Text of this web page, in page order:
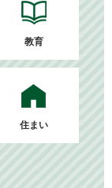
教育
住まい